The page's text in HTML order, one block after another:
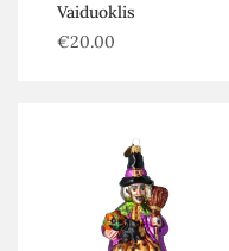
Vaiduoklis
€20.00